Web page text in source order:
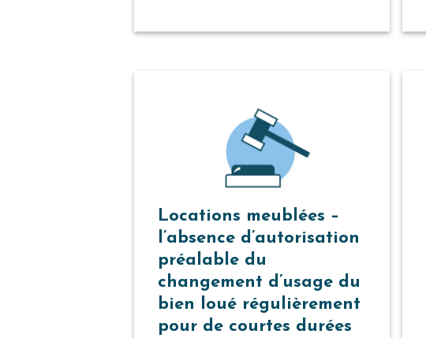
Locations meublées –
l’absence d’autorisation
préalable du
changement d’usage du
bien loué régulièrement
pour de courtes durées